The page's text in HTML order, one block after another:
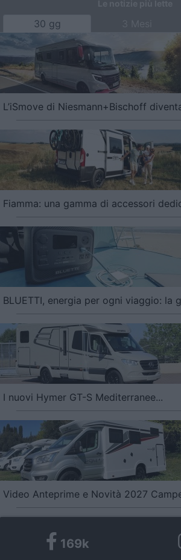
30 gg
L’iSmove di Niesmann+Bischoff
Fiamma: una gamma di accessori
BLUETTI, energia per ogni viaggio: la
I nuovi Hymer GT-S Mediterranee...
Video Anteprime e Novità 2027
169k